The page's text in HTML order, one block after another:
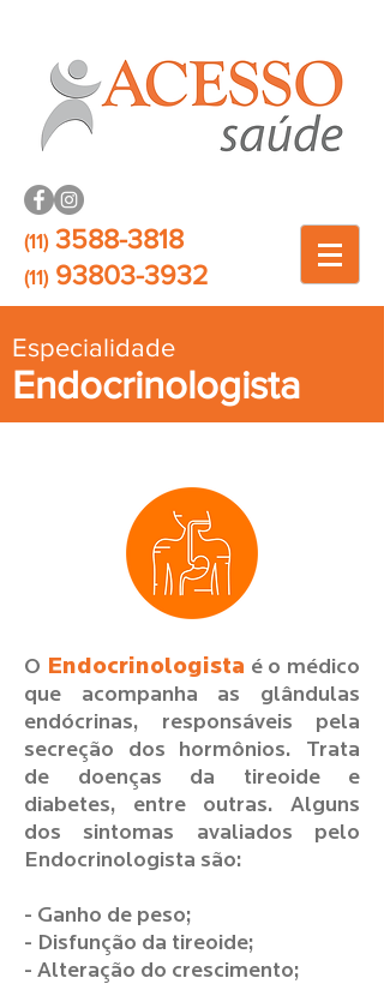
(11)3588-3818
(11)93803-3932
Especialidade
Endocrinologista
O Endocrinologista é o médico
que acompanha as glândulas
endócrinas, responsáveis pela
secreção dos hormônios. Trata
de doenças da tireoide e
diabetes, entre outras. Alguns
dos sintomas avaliados pelo
Endocrinologista são:
- Ganho de peso;
- Disfunção da tireoide;
- Alteração do crescimento;